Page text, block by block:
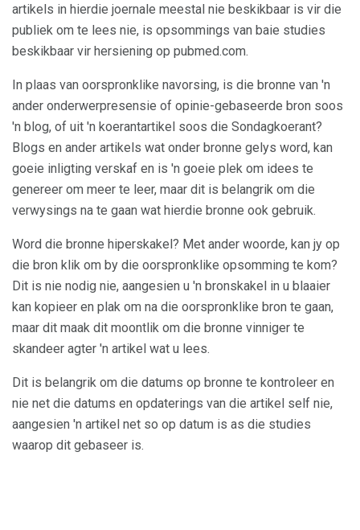
artikels in hierdie joernale meestal nie beskikbaar is vir die
publiek om te lees nie, is opsommings van baie studies
beskikbaar vir hersiening op pubmed.com.
In plaas van oorspronklike navorsing, is die bronne van 'n
ander onderwerpresensie of opinie-gebaseerde bron soos
'n blog, of uit 'n koerantartikel soos die Sondagkoerant?
Blogs en ander artikels wat onder bronne gelys word, kan
goeie inligting verskaf en is 'n goeie plek om idees te
genereer om meer te leer, maar dit is belangrik om die
verwysings na te gaan wat hierdie bronne ook gebruik.
Word die bronne hiperskakel? Met ander woorde, kan jy op
die bron klik om by die oorspronklike opsomming te kom?
Dit is nie nodig nie, aangesien u 'n bronskakel in u blaaier
kan kopieer en plak om na die oorspronklike bron te gaan,
maar dit maak dit moontlik om die bronne vinniger te
skandeer agter 'n artikel wat u lees.
Dit is belangrik om die datums op bronne te kontroleer en
nie net die datums en opdaterings van die artikel self nie,
aangesien 'n artikel net so op datum is as die studies
waarop dit gebaseer is.